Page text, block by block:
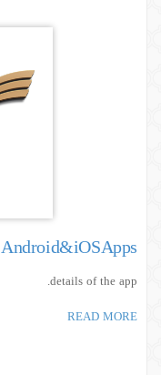
Android&iOSApps
details of the app.
READ MORE